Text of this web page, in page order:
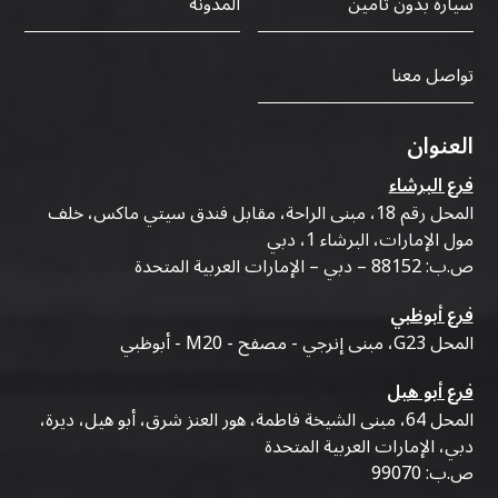
تواصل معنا
العنوان
فرع البرشاء
المحل رقم 18، مبنى الراحة، مقابل فندق سيتي ماكس، خلف
مول الإمارات، البرشاء 1، دبي
ص.ب: 88152 – دبي – الإمارات العربية المتحدة
فرع أبوظبي
المحل G23، مبنى إنرجي - مصفح - M20 - أبوظبي
فرع أبو هيل
المحل 64، مبنى الشيخة فاطمة، هور العنز شرق، أبو هيل، ديرة،
دبي، الإمارات العربية المتحدة
ص.ب: 99070